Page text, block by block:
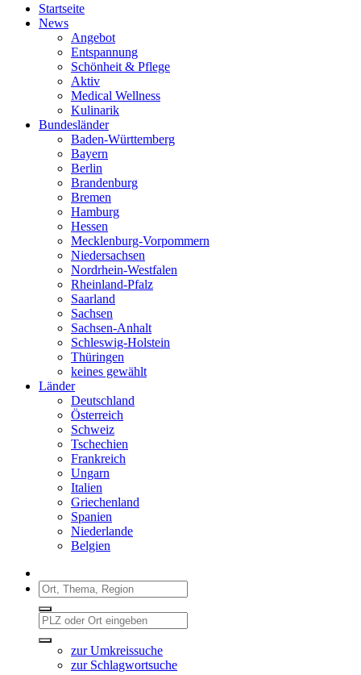
Startseite
News
Angebot
Entspannung
Schönheit & Pflege
Aktiv
Medical Wellness
Kulinarik
Bundesländer
Baden-Württemberg
Bayern
Berlin
Brandenburg
Bremen
Hamburg
Hessen
Mecklenburg-Vorpommern
Niedersachsen
Nordrhein-Westfalen
Rheinland-Pfalz
Saarland
Sachsen
Sachsen-Anhalt
Schleswig-Holstein
Thüringen
keines gewählt
Länder
Deutschland
Österreich
Schweiz
Tschechien
Frankreich
Ungarn
Italien
Griechenland
Spanien
Niederlande
Belgien
zur Umkreissuche
zur Schlagwortsuche